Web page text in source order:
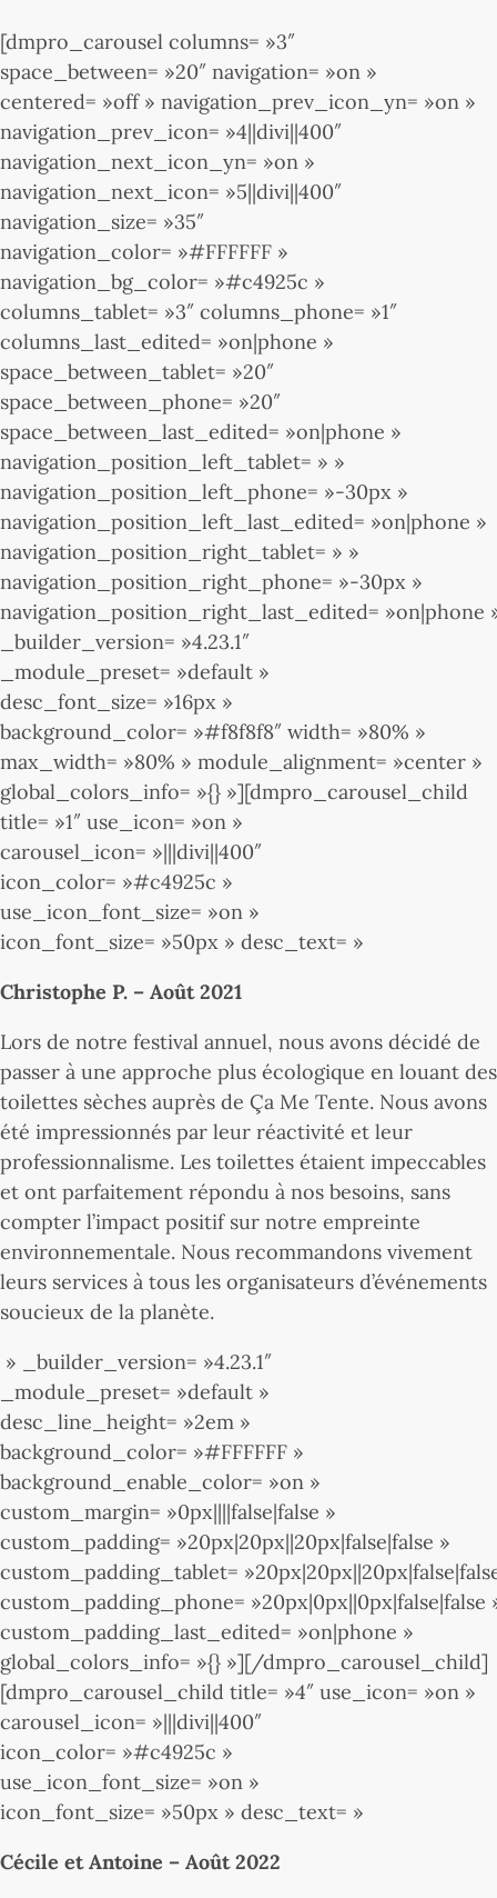
[dmpro_carousel columns= »3″
space_between= »20″ navigation= »on »
centered= »off » navigation_prev_icon_yn= »on »
navigation_prev_icon= »4||divi||400″
navigation_next_icon_yn= »on »
navigation_next_icon= »5||divi||400″
navigation_size= »35″
navigation_color= »#FFFFFF »
navigation_bg_color= »#c4925c »
columns_tablet= »3″ columns_phone= »1″
columns_last_edited= »on|phone »
space_between_tablet= »20″
space_between_phone= »20″
space_between_last_edited= »on|phone »
navigation_position_left_tablet= » »
navigation_position_left_phone= »-30px »
navigation_position_left_last_edited= »on|phone »
navigation_position_right_tablet= » »
navigation_position_right_phone= »-30px »
navigation_position_right_last_edited= »on|phone
_builder_version= »4.23.1″
_module_preset= »default »
desc_font_size= »16px »
background_color= »#f8f8f8″ width= »80% »
max_width= »80% » module_alignment= »center »
global_colors_info= »{} »][dmpro_carousel_child
title= »1″ use_icon= »on »
carousel_icon= »|||divi||400″
icon_color= »#c4925c »
use_icon_font_size= »on »
icon_font_size= »50px » desc_text= »
Christophe P. – Août 2021
Lors de notre festival annuel, nous avons décidé de
passer à une approche plus écologique en louant des
toilettes sèches auprès de Ça Me Tente. Nous avons
été impressionnés par leur réactivité et leur
professionnalisme. Les toilettes étaient impeccables
et ont parfaitement répondu à nos besoins, sans
compter l’impact positif sur notre empreinte
environnementale. Nous recommandons vivement
leurs services à tous les organisateurs d’événements
soucieux de la planète.
» _builder_version= »4.23.1″
_module_preset= »default »
desc_line_height= »2em »
background_color= »#FFFFFF »
background_enable_color= »on »
custom_margin= »0px||||false|false »
custom_padding= »20px|20px||20px|false|false »
custom_padding_tablet=
custom_padding_phone= »20px|0px||0px|false|false
custom_padding_last_edited= »on|phone »
global_colors_info= »{} »][/dmpro_carousel_child]
[dmpro_carousel_child title= »4″ use_icon= »on »
carousel_icon= »|||divi||400″
icon_color= »#c4925c »
use_icon_font_size= »on »
icon_font_size= »50px » desc_text= »
Cécile et Antoine – Août 2022